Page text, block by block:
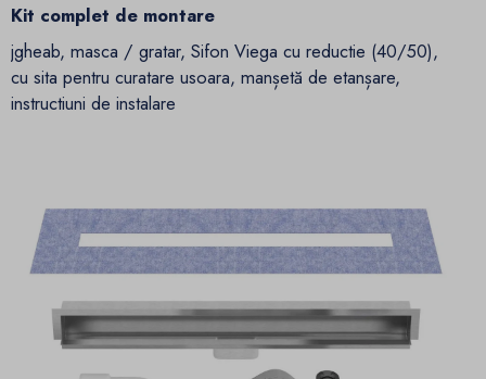
Kit complet de montare
jgheab, masca / gratar, Sifon Viega cu reductie (40/50),
cu sita pentru curatare usoara, manșetă de etanșare,
instructiuni de instalare